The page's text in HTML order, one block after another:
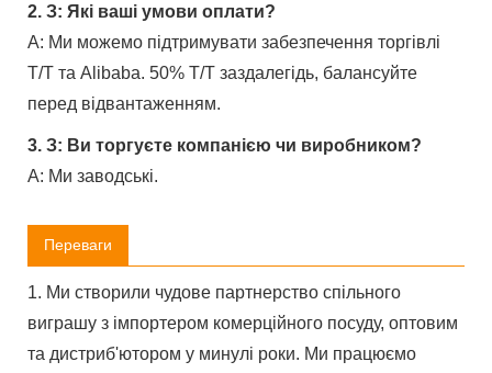
2. З: Які ваші умови оплати?
A: Ми можемо підтримувати забезпечення торгівлі
T/T та Alibaba. 50% T/T заздалегідь, балансуйте
перед відвантаженням.
3. З: Ви торгуєте компанією чи виробником?
A: Ми заводські.
Переваги
1. Ми створили чудове партнерство спільного
виграшу з імпортером комерційного посуду, оптовим
та дистриб'ютором у минулі роки. Ми працюємо